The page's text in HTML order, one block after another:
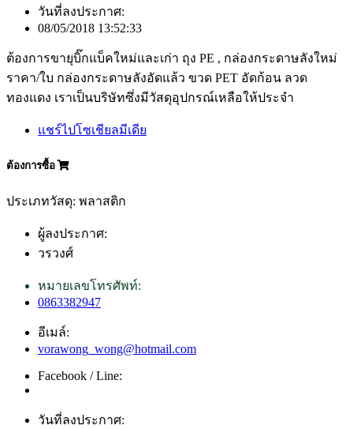
วันที่ลงประกาศ:
08/05/2018 13:52:33
ต้องการขายุบิ๊กแบ็คใหม่และเก่า ถุง PE , กล่องกระดาษลังใหม่
ราคา/ใบ กล่องกระดาษลังอัดแล้ว ขวด PET อัดก้อน ลวด
ทองแดง เราเป็นบริษัทซึ่งมีวัสดุอุปกรณ์เหลือให้ประจำ
แชร์ไปโซเชียลมีเดีย
ต้องการซื้อ
ประเภทวัสดุ: พลาสติก
ผู้ลงประกาศ:
วรวงศ์
หมายเลขโทรศัพท์:
0863382947
อีเมล์:
vorawong_wong@hotmail.com
Facebook / Line:
วันที่ลงประกาศ: